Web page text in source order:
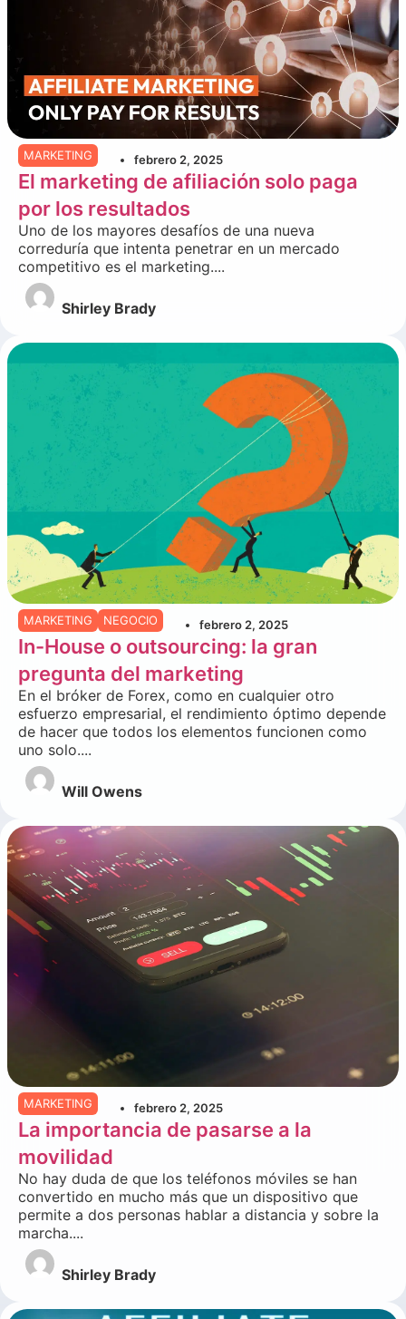
MARKETING febrero 2, 2025
El marketing de afiliación solo paga
por los resultados
Uno de los mayores desafíos de una nueva
correduría que intenta penetrar en un mercado
competitivo es el marketing....
Shirley Brady
MARKETING NEGOCIO febrero 2, 2025
In-House o outsourcing: la gran
pregunta del marketing
En el bróker de Forex, como en cualquier otro
esfuerzo empresarial, el rendimiento óptimo depende
de hacer que todos los elementos funcionen como
uno solo....
Will Owens
MARKETING febrero 2, 2025
La importancia de pasarse a la
movilidad
No hay duda de que los teléfonos móviles se han
convertido en mucho más que un dispositivo que
permite a dos personas hablar a distancia y sobre la
marcha....
Shirley Brady